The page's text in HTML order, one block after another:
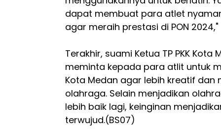
dapat membuat para atlet
agar meraih prestasi di PON
Terakhir, suami Ketua TP PKK Kota
meminta kepada para atlit untuk
Kota Medan agar lebih kreatif dan
olahraga. Selain menjadikan
lebih baik lagi, keinginan
terwujud.(BS07)